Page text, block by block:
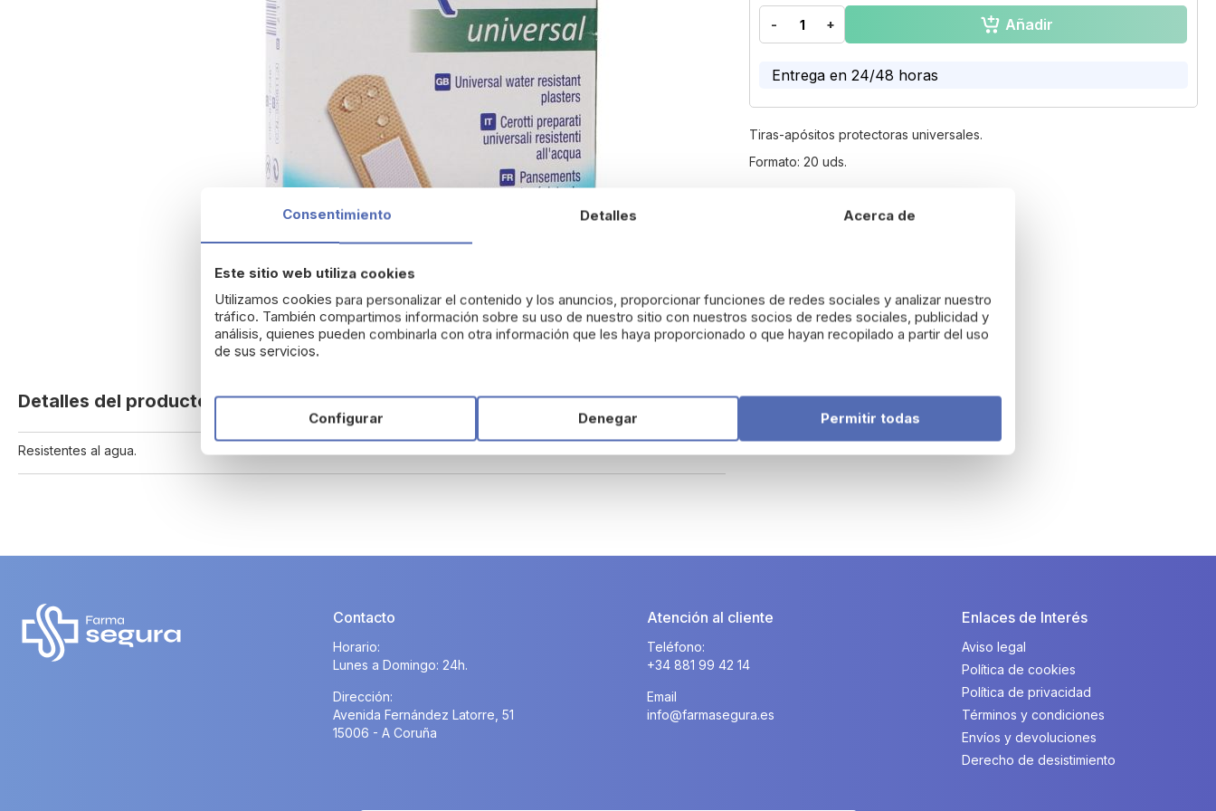
the
of
the
images
- + Añadir
Entrega en 24/48 horas
Tiras-apósitos protectoras universales.
Formato: 20 uds.
Detalles del producto
Resistentes al agua.
Consentimiento Detalles Acerca de
Este sitio web utiliza cookies
Utilizamos cookies para personalizar el contenido y los anuncios, proporcionar funciones de redes sociales y analizar nuestro
tráfico. También compartimos información sobre su uso de nuestro sitio con nuestros socios de redes sociales, publicidad y
análisis, quienes pueden combinarla con otra información que les haya proporcionado o que hayan recopilado a partir del uso
de sus servicios.
Configurar Denegar Permitir todas
Contacto
Horario:
Lunes a Domingo: 24h.
Dirección:
Avenida Fernández Latorre, 51
15006 - A Coruña
Atención al cliente
Teléfono:
+34 881 99 42 14
Email
info@farmasegura.es
Enlaces de Interés
Aviso legal
Política de cookies
Política de privacidad
Términos y condiciones
Envíos y devoluciones
Derecho de desistimiento